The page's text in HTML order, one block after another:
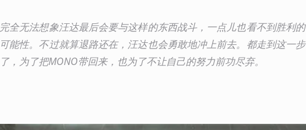
完全无法想象汪达最后会要与这样的东西战斗，一点儿也看不到胜利的
可能性。不过就算退路还在，汪达也会勇敢地冲上前去。都走到这一步
了，为了把MONO带回来，也为了不让自己的努力前功尽弃。